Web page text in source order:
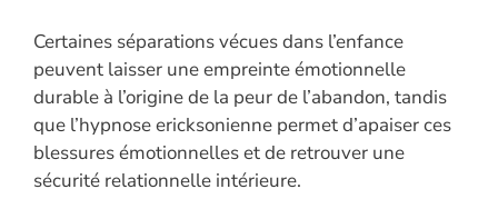
Certaines séparations vécues dans l’enfance
peuvent laisser une empreinte émotionnelle
durable à l’origine de la peur de l’abandon, tandis
que l’hypnose ericksonienne permet d’apaiser ces
blessures émotionnelles et de retrouver une
sécurité relationnelle intérieure.